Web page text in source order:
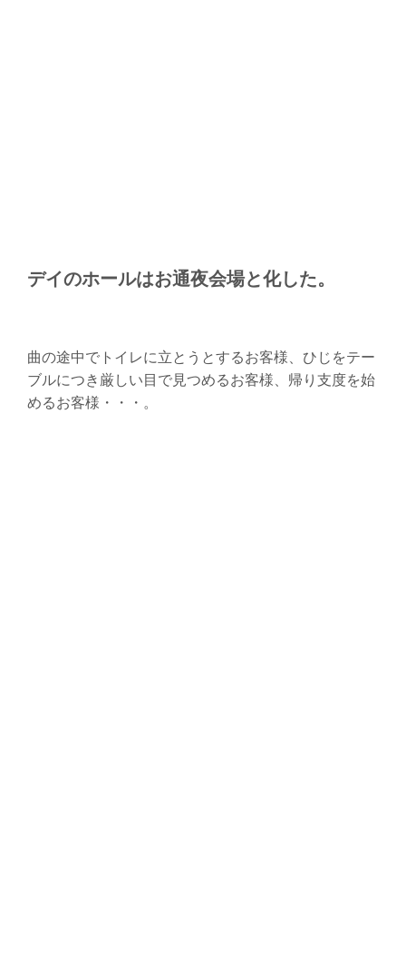
デイのホールはお通夜会場と化した。
曲の途中でトイレに立とうとするお客様、ひじをテー
ブルにつき厳しい目で見つめるお客様、帰り支度を始
めるお客様・・・。